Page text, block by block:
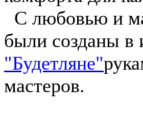
С любовью и
были созданы в
"Будетляне"
мастеров.